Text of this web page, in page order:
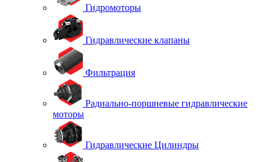
Гидромоторы
Гидравлические клапаны
Фильтрация
Радиально-поршневые гидравлические
моторы
Гидравлические Цилиндры